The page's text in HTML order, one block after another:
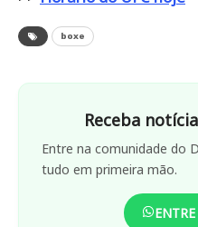
boxe
Receba
Entre na comunidade do
tudo em primeira mão.